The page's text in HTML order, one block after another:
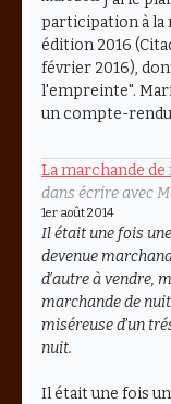
participation à la
édition 2016
février 2016),
l'empreinte".
un compte-
La marchande
dans écrire avec
1er août 2014
Il était une fois
devenue
d’autre à vendre,
marchande de
miséreuse d’un
nuit.
Il était une fois